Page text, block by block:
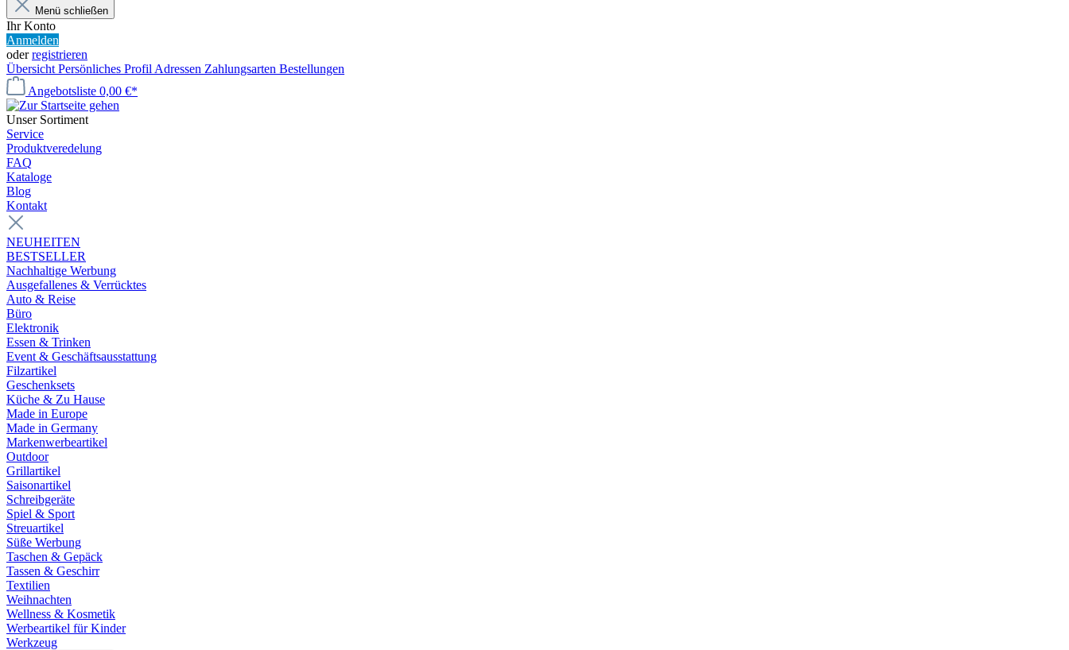
Menü schließen
Ihr Konto
Anmelden
oderregistrieren
Übersicht Persönliches Profil Adressen Zahlungsarten Bestellungen
Angebotsliste 0,00 €*
Unser Sortiment
Service
Produktveredelung
FAQ
Kataloge
Blog
Kontakt
NEUHEITEN
BESTSELLER
Nachhaltige Werbung
Ausgefallenes & Verrücktes
Auto & Reise
Büro
Elektronik
Essen & Trinken
Event & Geschäftsausstattung
Filzartikel
Geschenksets
Küche & Zu Hause
Made in Europe
Made in Germany
Markenwerbeartikel
Outdoor
Grillartikel
Saisonartikel
Schreibgeräte
Spiel & Sport
Streuartikel
Süße Werbung
Taschen & Gepäck
Tassen & Geschirr
Textilien
Weihnachten
Wellness & Kosmetik
Werbeartikel für Kinder
Werkzeug